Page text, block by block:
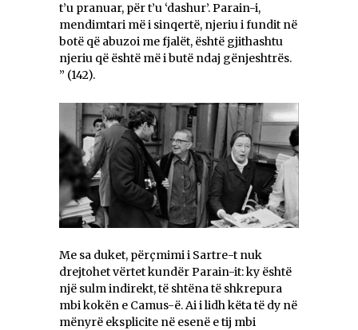
t’u pranuar, për t’u ‘dashur’. Parain-i,
mendimtari më i sinqertë, njeriu i fundit në
botë që abuzoi me fjalët, është gjithashtu
njeriu që është më i butë ndaj gënjeshtrës.
” (142).
Me sa duket, përçmimi i Sartre-t nuk
drejtohet vërtet kundër Parain-it: ky është
një sulm indirekt, të shtëna të shkrepura
mbi kokën e Camus-ë. Ai i lidh këta të dy në
mënyrë eksplicite në esenë e tij mbi